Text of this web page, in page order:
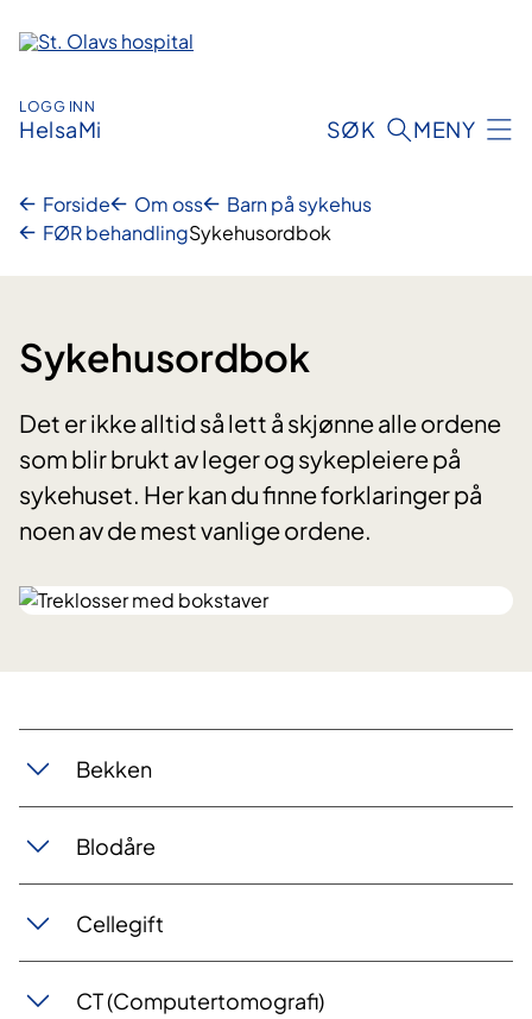
innhold
LOGG INN
HelsaMi SØK MENY
Forside Om oss
Barn på sykehus
FØR behandlingSykehusordbok
Sykehusordbok
Det er ikke alltid så lett å skjønne alle ordene
som blir brukt av leger og sykepleiere på
sykehuset. Her kan du finne forklaringer på
noen av de mest vanlige ordene.
Bekken
Blodåre
Cellegift
CT (Computertomografi)